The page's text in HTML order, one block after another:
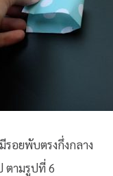
รอยพับตรงกึ่งกลาง
ตามรูปที่ 6